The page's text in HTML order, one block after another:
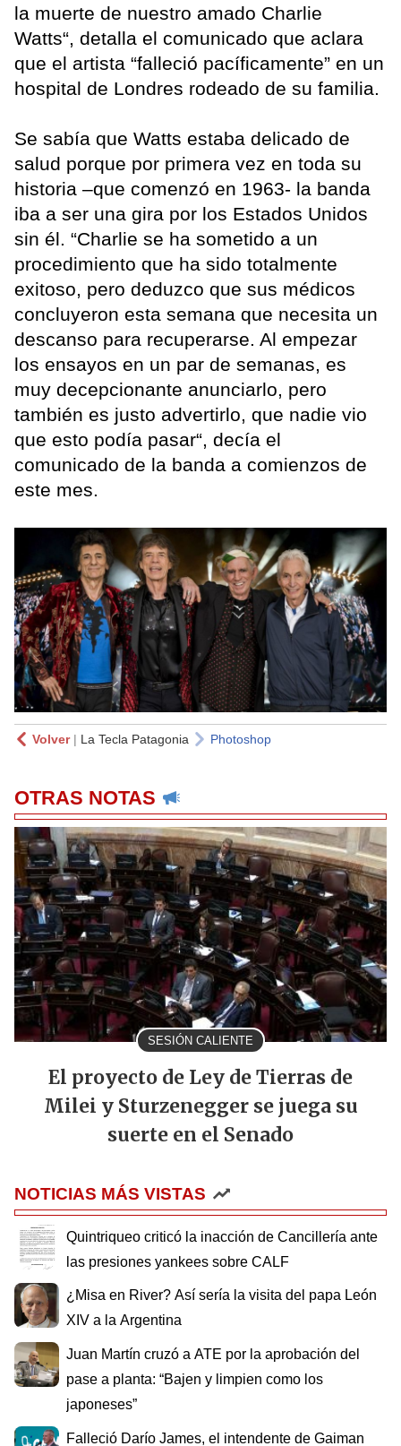
la muerte de nuestro amado Charlie
Watts“, detalla el comunicado que aclara
que el artista “falleció pacíficamente” en un
hospital de Londres rodeado de su familia.
Se sabía que Watts estaba delicado de
salud porque por primera vez en toda su
historia –que comenzó en 1963- la banda
iba a ser una gira por los Estados Unidos
sin él. “Charlie se ha sometido a un
procedimiento que ha sido totalmente
exitoso, pero deduzco que sus médicos
concluyeron esta semana que necesita un
descanso para recuperarse. Al empezar
los ensayos en un par de semanas, es
muy decepcionante anunciarlo, pero
también es justo advertirlo, que nadie vio
que esto podía pasar“, decía el
comunicado de la banda a comienzos de
este mes.
Volver| La Tecla Patagonia Photoshop
OTRAS NOTAS
SESIÓN CALIENTE
El proyecto de Ley de Tierras de
Milei y Sturzenegger se juega su
suerte en el Senado
NOTICIAS MÁS VISTAS
Quintriqueo criticó la inacción de Cancillería ante
las presiones yankees sobre CALF
¿Misa en River? Así sería la visita del papa León
XIV a la Argentina
Juan Martín cruzó a ATE por la aprobación del
pase a planta: “Bajen y limpien como los
japoneses”
Falleció Darío James, el intendente de Gaiman